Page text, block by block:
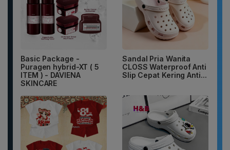
Basic Package -
Puragen hybrid-XT ( 5
ITEM ) - DAVIENA
SKINCARE
Sandal Pria Wanita
CLOSS Waterproof Anti
Slip Cepat Kering Anti...